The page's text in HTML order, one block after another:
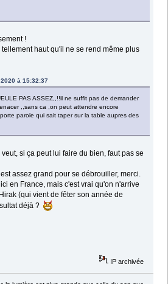
!
haut qu'il ne se rend même plus
à 15:32:37
PAS ASSEZ,,!!il ne suffit pas de demander
,,sans ca ,on peut attendre encore
parole qui sait taper sur la table aupres des
veut, si ça peut lui faire du bien, faut pas se
assez grand pour se débrouiller, merci.
en France, mais c'est vrai qu'on n'arrive
(qui vient de fêter son année de
déjà ?
IP archivée